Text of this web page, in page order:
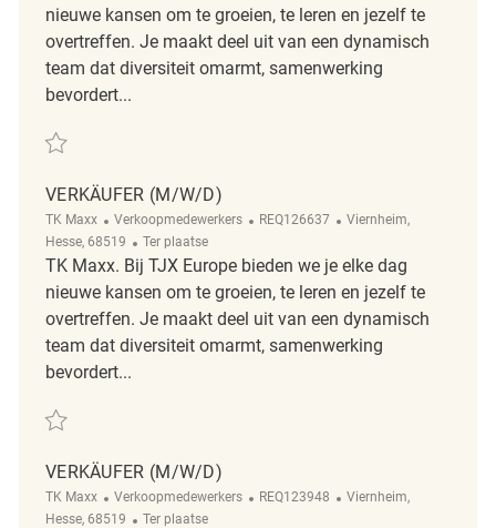
nieuwe kansen om te groeien, te leren en jezelf te
overtreffen. Je maakt deel uit van een dynamisch
team dat diversiteit omarmt, samenwerking
bevordert...
Redden Verkäufer (m/w/d) REQ136559
VERKÄUFER (M/W/D)
TK Maxx Categorie
Verkoopmedewerkers ReqId
REQ126637 Plaats
Viernheim,
Hesse, 68519
Afgelegen
Ter plaatse
TK Maxx. Bij TJX Europe bieden we je elke dag
nieuwe kansen om te groeien, te leren en jezelf te
overtreffen. Je maakt deel uit van een dynamisch
team dat diversiteit omarmt, samenwerking
bevordert...
Redden Verkäufer (m/w/d) REQ126637
VERKÄUFER (M/W/D)
TK Maxx Categorie
Verkoopmedewerkers ReqId
REQ123948 Plaats
Viernheim,
Hesse, 68519
Afgelegen
Ter plaatse